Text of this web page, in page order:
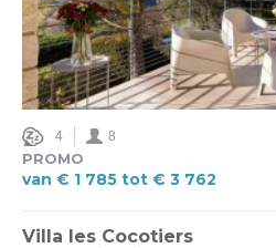
4 8
PROMO
van € 1 785 tot € 3 762
Villa les Cocotiers